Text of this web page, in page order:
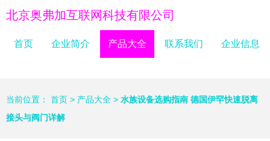
北京奥弗加互联网科技有限公司
首页 企业简介 产品大全 联系我们 企业信息
当前位置： 首页 > 产品大全 > 水族设备选购指南 德国伊罕快速脱离
接头与阀门详解